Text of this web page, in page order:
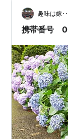
す…持ち運び
嫌いな私にと
趣味は嫁
携帯番号